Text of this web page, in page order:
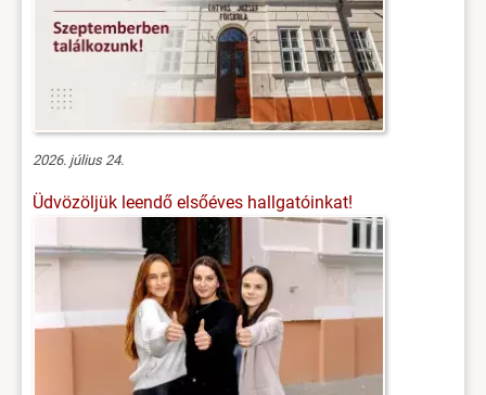
2026. július 24.
Üdvözöljük leendő elsőéves hallgatóinkat!